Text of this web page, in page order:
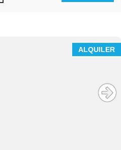
ALQUILER
estrenar con entrada